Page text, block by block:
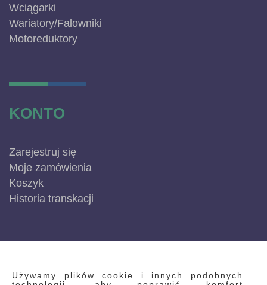
Używamy plików cookie i innych podobnych
Wciągarki
Wariatory/Falowniki
Motoreduktory
KONTO
Zarejestruj się
Moje zamówienia
Koszyk
Historia transkacji
INFORMACJE